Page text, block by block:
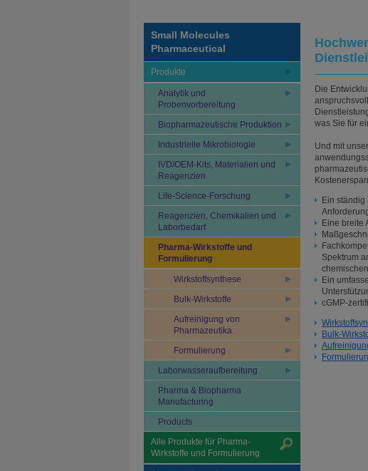
Small Molecules
Pharmaceutical
Produkte
Analytik und
Probenvorbereitung
Biopharmazeutische Produktion
Industrielle Mikrobiologie
IVD/OEM-Kits, Materialien und
Reagenzien
Life-Science-Forschung
Reagenzien, Chemikalien und
Laborbedarf
Pharma-Wirkstoffe und
Formulierung
Wirkstoffsynthese
Bulk-Wirkstoffe
Aufreinigung von
Pharmazeutika
Formulierung
Laborwasseraufbereitung
Pharma & Biopharma
Manufacturing
Products
Alle Produkte für Pharma-
Wirkstoffe und Formulierung
Die
was Sie für
Und mit
Ein
Eine breite
Spektrum
Ein
cGMP-
Bulk-